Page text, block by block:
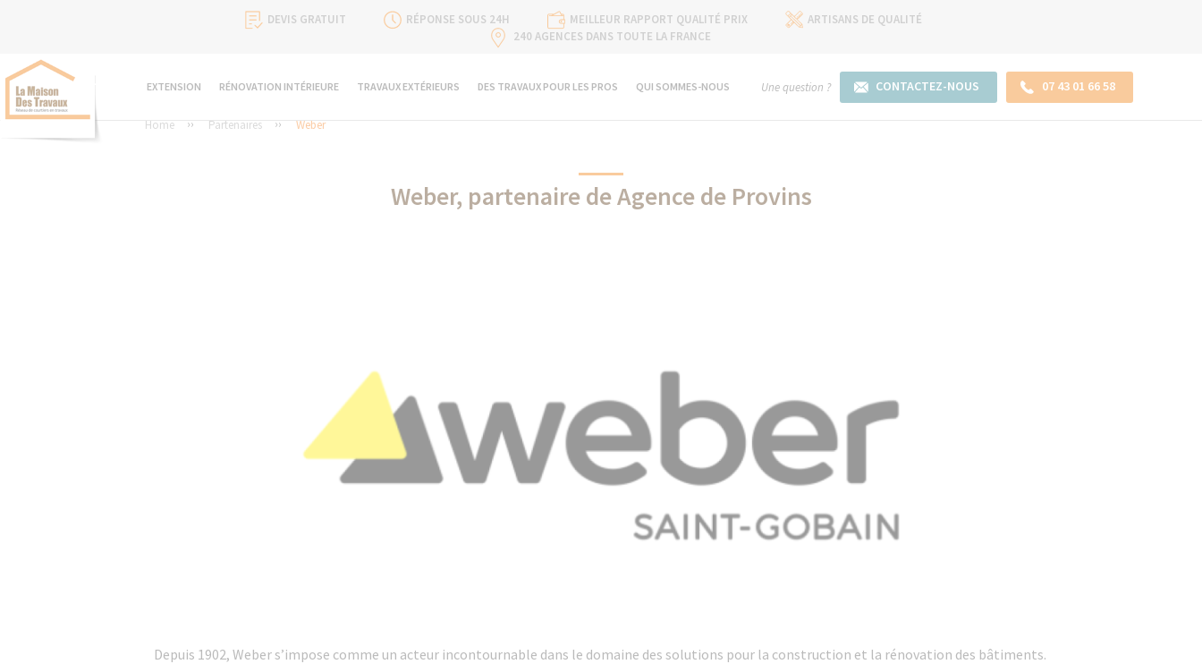
DEVIS GRATUIT RÉPONSE SOUS 24H MEILLEUR RAPPORT QUALITÉ PRIX
ARTISANS DE QUALITÉ
240 AGENCES DANS TOUTE LA FRANCE
EXTENSION RÉNOVATION INTÉRIEURE TRAVAUX EXTÉRIEURS DES TRAVAUX POUR LES PROS QUI SOMMES-NOUS Une question ? CONTACTEZ-NOUS 07 43 01 66 58
Home Partenaires Weber
Weber, partenaire de Agence de Provins
Depuis 1902, Weber s’impose comme un acteur incontournable dans le domaine des solutions pour la construction et la rénovation des bâtiments.